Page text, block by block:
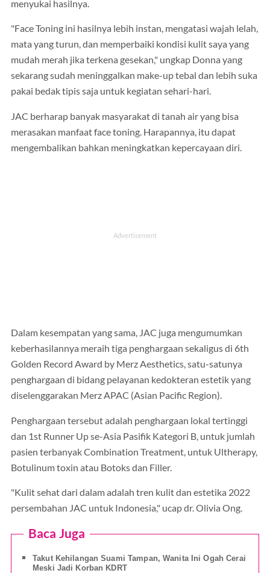
menyukai hasilnya.
"Face Toning ini hasilnya lebih instan, mengatasi wajah lelah,
mata yang turun, dan memperbaiki kondisi kulit saya yang
mudah merah jika terkena gesekan," ungkap Donna yang
sekarang sudah meninggalkan make-up tebal dan lebih suka
pakai bedak tipis saja untuk kegiatan sehari-hari.
JAC berharap banyak masyarakat di tanah air yang bisa
merasakan manfaat face toning. Harapannya, itu dapat
mengembalikan bahkan meningkatkan kepercayaan diri.
Dalam kesempatan yang sama, JAC juga mengumumkan
keberhasilannya meraih tiga penghargaan sekaligus di 6th
Golden Record Award by Merz Aesthetics, satu-satunya
penghargaan di bidang pelayanan kedokteran estetik yang
diselenggarakan Merz APAC (Asian Pacific Region).
Penghargaan tersebut adalah penghargaan lokal tertinggi
dan 1st Runner Up se-Asia Pasifik Kategori B, untuk jumlah
pasien terbanyak Combination Treatment, untuk Ultherapy,
Botulinum toxin atau Botoks dan Filler.
"Kulit sehat dari dalam adalah tren kulit dan estetika 2022
persembahan JAC untuk Indonesia," ucap dr. Olivia Ong.
Baca Juga
Takut Kehilangan Suami Tampan, Wanita Ini Ogah Cerai
Meski Jadi Korban KDRT